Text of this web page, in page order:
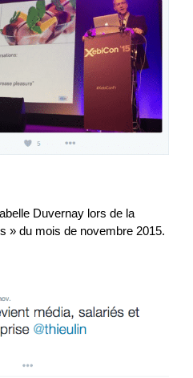
Duvernay lors de la
» du mois de novembre 2015.